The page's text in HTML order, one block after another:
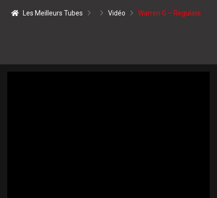
Les Meilleurs Tubes Vidéo Warren G – Regulate